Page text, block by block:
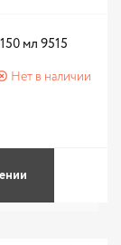
мл 9515
Нет в наличии